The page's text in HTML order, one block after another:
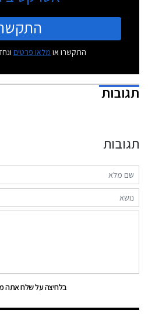
התקשרו או מלאו פרטים
תגובות
תגובות
בלחיצה על שלח אתה